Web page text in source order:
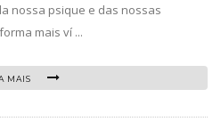
nossa psique e das nossas
mais ví ...
MAIS